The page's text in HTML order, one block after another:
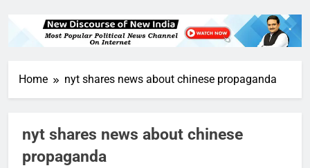
Home nyt shares news about chinese propaganda
nyt shares news about chinese
propaganda
बढ़ा पंचायतों का बजट
6